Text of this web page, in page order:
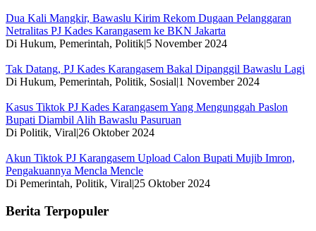
Dua Kali Mangkir, Bawaslu Kirim Rekom Dugaan Pelanggaran
Netralitas PJ Kades Karangasem ke BKN Jakarta
Di Hukum, Pemerintah, Politik|5 November 2024
Tak Datang, PJ Kades Karangasem Bakal Dipanggil Bawaslu Lagi
Di Hukum, Pemerintah, Politik, Sosial|1 November 2024
Kasus Tiktok PJ Kades Karangasem Yang Mengunggah Paslon
Bupati Diambil Alih Bawaslu Pasuruan
Di Politik, Viral|26 Oktober 2024
Akun Tiktok PJ Karangasem Upload Calon Bupati Mujib Imron,
Pengakuannya Mencla Mencle
Di Pemerintah, Politik, Viral|25 Oktober 2024
Berita Terpopuler